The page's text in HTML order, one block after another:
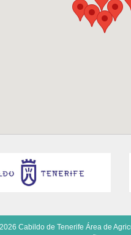
Cabildo de Tenerife Área de